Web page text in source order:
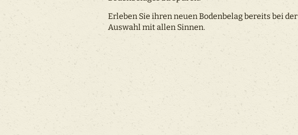
Erleben Sie ihren neuen Bodenbelag bereits bei der
Auswahl mit allen Sinnen.